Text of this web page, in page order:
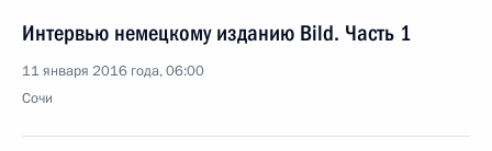
Интервью немецкому изданию Bild. Часть 1
11 января 2016 года, 06:00
Сочи